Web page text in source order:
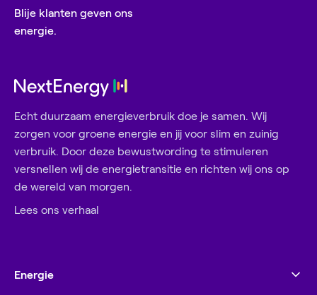
Blije klanten geven ons
energie.
Echt duurzaam energieverbruik doe je samen. Wij
zorgen voor groene energie en jij voor slim en zuinig
verbruik. Door deze bewustwording te stimuleren
versnellen wij de energietransitie en richten wij ons op
de wereld van morgen.
Lees ons verhaal
Energie